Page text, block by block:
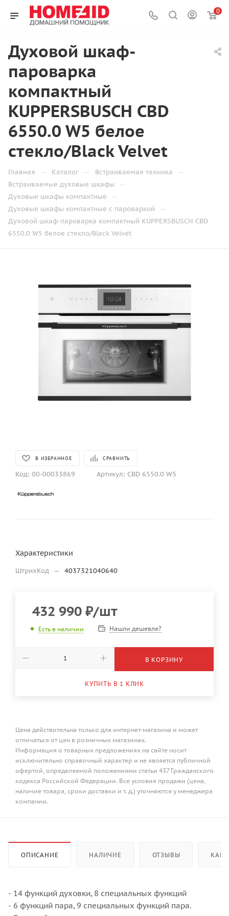
0
Духовой шкаф-
пароварка
компактный
KUPPERSBUSCH CBD
6550.0 W5 белое
стекло/Black Velvet
Главная — Каталог — Встраиваемая техника —
Встраиваемые духовые шкафы —
Духовые шкафы компактные —
Духовые шкафы компактные с пароваркой —
Духовой шкаф-пароварка компактный KUPPERSBUSCH CBD
6550.0 W5 белое стекло/Black Velvet
В ИЗБРАННОЕ СРАВНИТЬ
Код: 00-00033869 Артикул: CBD 6550.0 W5
Характеристики
ШтрихКод — 4037321040640
432 990 ₽/шт
Есть в наличии Нашли дешевле?
В КОРЗИНУ
КУПИТЬ В 1 КЛИК
Цена действительна только для интернет-магазина и может
отличаться от цен в розничных магазинах.
Информация о товарных предложениях на сайте носит
исключительно справочный характер и не является публичной
офертой, определяемой положениями статьи 437 Гражданского
кодекса Российской Федерации. Все условия продажи (цена,
наличие товара, сроки доставки и т. д.) уточняются у менеджера
компании.
ОПИСАНИЕ НАЛИЧИЕ ОТЗЫВЫ КАК
- 14 функций духовки, 8 специальных функций
- 6 функций пара, 9 специальных функций пара.